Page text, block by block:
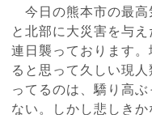
今日の熊本市の最
と北部に大災害を与
連日襲っております
ると思って久しい現
ってるのは、驕り高
ない。しかし悲しき